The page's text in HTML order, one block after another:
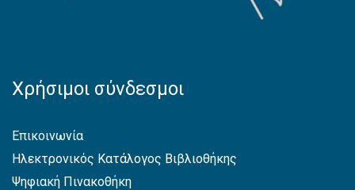
Χρήσιμοι σύνδεσμοι
Επικοινωνία
Ηλεκτρονικός Κατάλογος Βιβλιοθήκης
Ψηφιακή Πινακοθήκη